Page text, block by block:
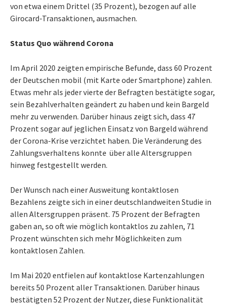
von etwa einem Drittel (35 Prozent), bezogen auf alle
Girocard-Transaktionen, ausmachen.
Status Quo während Corona
Im April 2020 zeigten empirische Befunde, dass 60 Prozent
der Deutschen mobil (mit Karte oder Smartphone) zahlen.
Etwas mehr als jeder vierte der Befragten bestätigte sogar,
sein Bezahlverhalten geändert zu haben und kein Bargeld
mehr zu verwenden. Darüber hinaus zeigt sich, dass 47
Prozent sogar auf jeglichen Einsatz von Bargeld während
der Corona-Krise verzichtet haben. Die Veränderung des
Zahlungsverhaltens konnte über alle Altersgruppen
hinweg festgestellt werden.
Der Wunsch nach einer Ausweitung kontaktlosen
Bezahlens zeigte sich in einer deutschlandweiten Studie in
allen Altersgruppen präsent. 75 Prozent der Befragten
gaben an, so oft wie möglich kontaktlos zu zahlen, 71
Prozent wünschten sich mehr Möglichkeiten zum
kontaktlosen Zahlen.
Im Mai 2020 entfielen auf kontaktlose Kartenzahlungen
bereits 50 Prozent aller Transaktionen. Darüber hinaus
bestätigten 52 Prozent der Nutzer, diese Funktionalität